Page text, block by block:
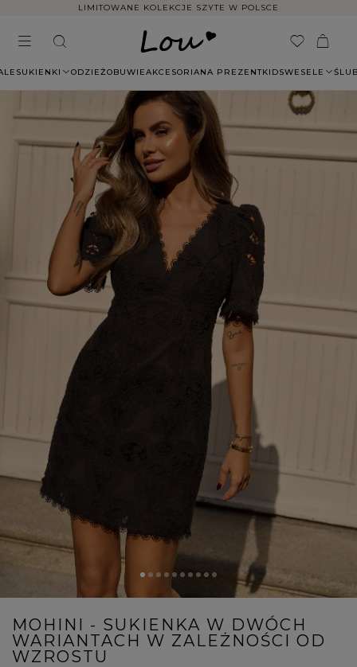
LIMITOWANE KOLEKCJE SZYTE W POLSCE
SUKIENKI ODZIEŻOBUWIEAKCESORIANA PREZENTKIDSWESELE
MOHINI - SUKIENKA W DWÓCH
WARIANTACH W ZALEŻNOŚCI OD
WZROSTU